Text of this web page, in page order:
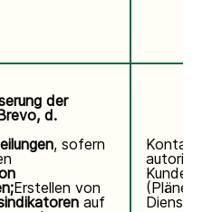
der
d.
, sofern
Erstellen von
auf
(Pläne,